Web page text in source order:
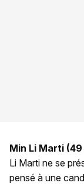
Min Li Marti (49
Li Marti ne se
pensé à une